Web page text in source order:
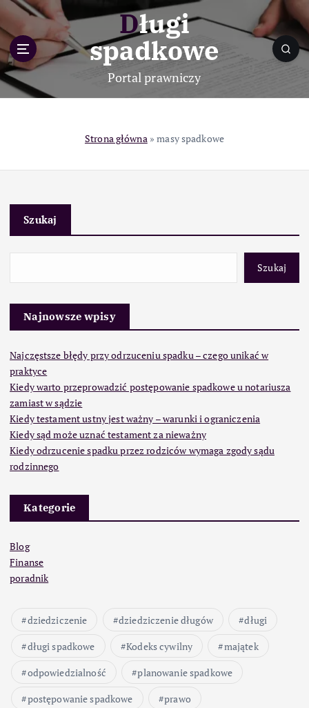
p
o
c
Długi
spadkowe
Portal prawniczy
Strona główna»masy spadkowe
Szukaj
Szukaj
Najnowsze wpisy
Najczęstsze błędy przy odrzuceniu spadku – czego unikać w
praktyce
Kiedy warto przeprowadzić postępowanie spadkowe u notariusza
zamiast w sądzie
Kiedy testament ustny jest ważny – warunki i ograniczenia
Kiedy sąd może uznać testament za nieważny
Kiedy odrzucenie spadku przez rodziców wymaga zgody sądu
rodzinnego
Kategorie
Blog
Finanse
poradnik
dziedziczenie dziedziczenie długów
długi
długi spadkowe
Kodeks cywilny
majątek
odpowiedzialność
planowanie spadkowe
postępowanie spadkowe
prawo